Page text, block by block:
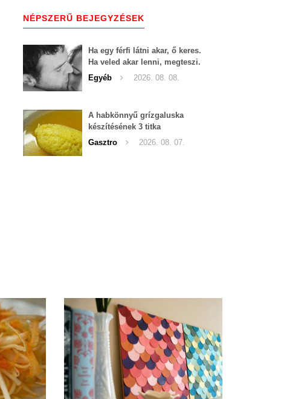
NÉPSZERŰ BEJEGYZÉSEK
Ha egy férfi látni akar, ő keres.
Ha veled akar lenni, megteszi.
Nem egy nőnek kell tíz
körömmel belekapaszkodva
Egyéb 2026. 08. 08.
A habkönnyű grízgaluska
készítésének 3 titka
Gasztro
2026. 08. 07.